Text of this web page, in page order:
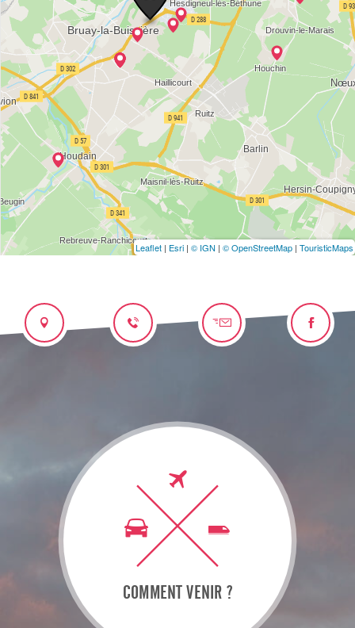
Leaflet | Esri | © IGN | © OpenStreetMap | TouristicMaps
COMMENT VENIR ?